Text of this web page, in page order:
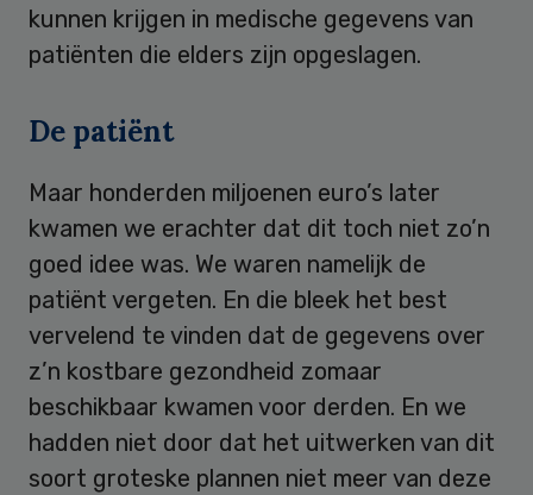
kunnen krijgen in medische gegevens van
patiënten die elders zijn opgeslagen.
De patiënt
Maar honderden miljoenen euro’s later
kwamen we erachter dat dit toch niet zo’n
goed idee was. We waren namelijk de
patiënt vergeten. En die bleek het best
vervelend te vinden dat de gegevens over
z’n kostbare gezondheid zomaar
beschikbaar kwamen voor derden. En we
hadden niet door dat het uitwerken van dit
soort groteske plannen niet meer van deze